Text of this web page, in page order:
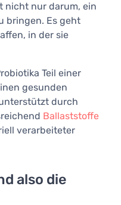
nicht nur darum, ein
bringen. Es geht
in der sie
Teil einer
gesunden
durch
Ballaststoffe
verarbeiteter
also die